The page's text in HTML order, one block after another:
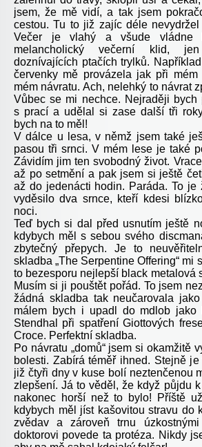
jsem, že mě vidí, a tak jsem
cestou. Tu to již zajíc déle
Večer je vlahý a všude vládne
melancholický večerní klid,
doznívajících ptačích trylků.
červenky mě provázela jak při
mém návratu. Ach, nelehký to návrat
Vůbec se mi nechce. Nejraději bych
s prací a udělal si zase další tři
bych na to měl!
V dálce u lesa, v němž jsem také
pasou tři srnci. V mém lese je také
Závidím jim ten svobodný život.
až po setmění a pak jsem si ještě
až do jedenácti hodin. Paráda. To je
vyděsilo dva srnce, kteří kdesi
noci.
Teď bych si dal před usnutím ještě
kdybych měl s sebou svého
zbytečný přepych. Je to
skladba „The Serpentine Offering“ mi
to bezesporu nejlepší black metalová
Musím si ji pouštět pořád. To jsem
žádná skladba tak neučarovala
málem bych i upadl do mdlob jako
Stendhal při spatření Giottových
Croce. Perfektní skladba.
Po návratu „domů“ jsem si okamžitě
bolesti. Zabírá téměř ihned. Stejně
již čtyři dny v kuse bolí neztenčenou
zlepšení. Já to věděl, že když půjdu
nakonec horší než to bylo! Příště
kdybych měl jíst kašovitou stravu do
zvědav a zároveň trnu
doktorovi povede ta protéza. Nikdy